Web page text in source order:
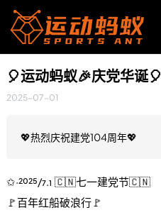
🎈运动蚂蚁🎉庆党华诞🎈
2025-07-01
💖热烈庆祝建党104周年💖
✩·²⁰²⁵/₇.₁ 🇨🇳七一建党节🇨🇳
🚩百年红船破浪行🚩